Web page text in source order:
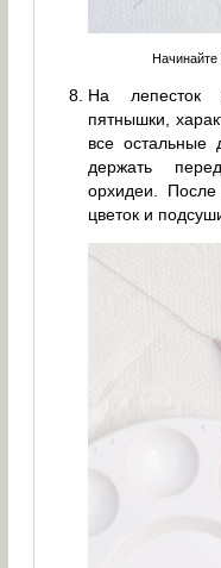
Начинайте
На лепесток
пятнышки,
все остальные
держать
орхидеи. После
цветок и